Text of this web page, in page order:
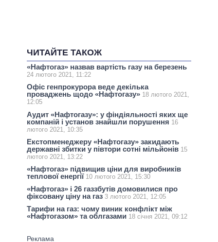
ЧИТАЙТЕ ТАКОЖ
«Нафтогаз» назвав вартість газу на березень
24 лютого 2021, 11:22
Офіс генпрокурора веде декілька
проваджень щодо «Нафтогазу» 18 лютого 2021,
12:05
Аудит «Нафтогазу»: у фіндіяльності яких ще
компаній і установ знайшли порушення 16
лютого 2021, 10:35
Екстопменеджеру «Нафтогазу» закидають
державні збитки у півтори сотні мільйонів 15
лютого 2021, 13:22
«Нафтогаз» підвищив ціни для виробників
теплової енергії 10 лютого 2021, 15:30
«Нафтогаз» і 26 газзбутів домовилися про
фіксовану ціну на газ 3 лютого 2021, 12:05
Тарифи на газ: чому виник конфлікт між
«Нафтогазом» та облгазами 18 січня 2021, 09:12